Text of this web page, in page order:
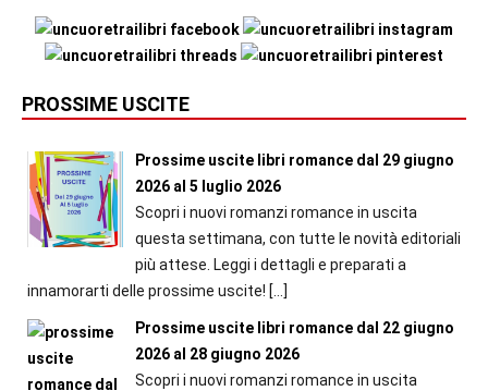
PROSSIME USCITE
Prossime uscite libri romance dal 29 giugno
2026 al 5 luglio 2026
Scopri i nuovi romanzi romance in uscita
questa settimana, con tutte le novità editoriali
più attese. Leggi i dettagli e preparati a
innamorarti delle prossime uscite! […]
Prossime uscite libri romance dal 22 giugno
2026 al 28 giugno 2026
Scopri i nuovi romanzi romance in uscita